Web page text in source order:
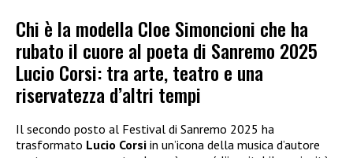
Chi è la modella Cloe Simoncioni che ha
rubato il cuore al poeta di Sanremo 2025
Lucio Corsi: tra arte, teatro e una
riservatezza d’altri tempi
Il secondo posto al Festival di Sanremo 2025 ha
trasformato Lucio Corsi in un’icona della musica d’autore